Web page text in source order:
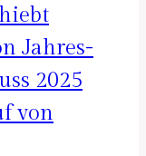
Jahres-
2025
von